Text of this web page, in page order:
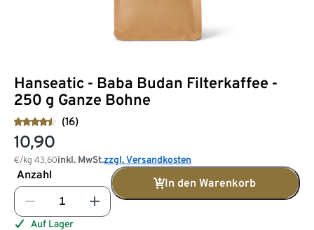
Hanseatic - Baba Budan Filterkaffee -
250 g Ganze Bohne
(16)
10,90
€/kg 43,60inkl. MwSt.zzgl. Versandkosten
Anzahl
In den Warenkorb
Auf Lager